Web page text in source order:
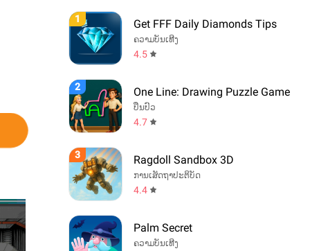
1 Get FFF Daily Diamonds Tips
ຄວາມບັນເທີງ
4.5
2 One Line: Drawing Puzzle Game
ປິ່ນປົວ
4.7
3 Ragdoll Sandbox 3D
ການເສັດຖາປະຕິບັດ
4.4
Palm Secret
ຄວາມບັນເທີງ